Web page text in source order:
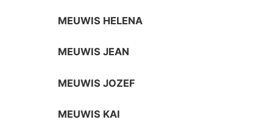
MEUWIS HELENA
MEUWIS JEAN
MEUWIS JOZEF
MEUWIS KAI